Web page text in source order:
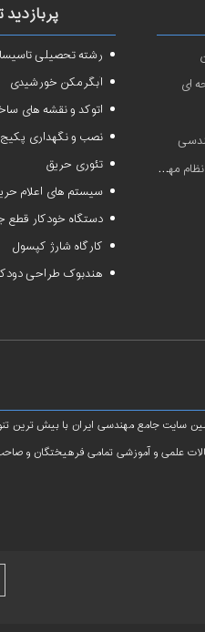
ای
سال ۱۴۰۱
رشته تحصیلی
آبگرمکن خورشیدی
اتوکد و نقشه های
نصب و نگهداری
تئوری حریق
سیستم های اعلام
دستگاه خودکار قطع
کارگاه شارژ کپسول
هندبوک طراحی
سایت جامع مهندسی ایران با بیش ترین
علمی و آموزشی تمامی فرهیختگان و